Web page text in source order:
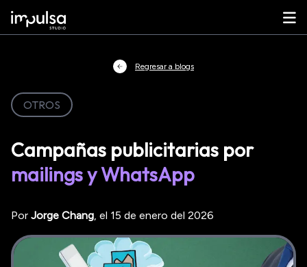
Regresar a blogs
OTROS
Campañas publicitarias por
mailings y WhatsApp
Por Jorge Chang, el 15 de enero del 2026